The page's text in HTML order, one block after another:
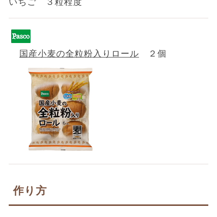
いちご ３粒程度
国産小麦の全粒粉入りロール ２個
作り方